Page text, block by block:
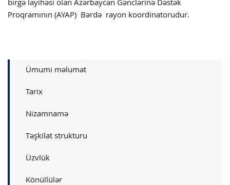
birgə layihəsi olan Azərbaycan Gənclərinə Dəstək
Proqramının (AYAP) Bərdə rayon koordinatorudur.
Ümumi məlumat
Tarix
Nizamnamə
Təşkilat strukturu
Üzvlük
Könüllülər